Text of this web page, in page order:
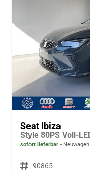
Seat Ibiza
sofort lieferbar Neuwagen
Fahrzeugnr. 90865